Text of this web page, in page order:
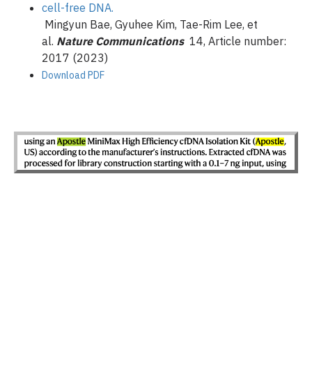
cell-free DNA.
Mingyun Bae, Gyuhee Kim, Tae-Rim Lee, et
al. Nature Communications 14, Article number:
2017 (2023)
Download PDF